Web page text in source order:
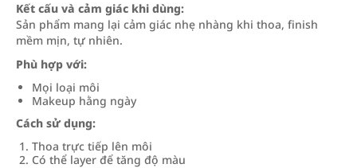
Kết cấu và cảm giác khi dùng:
Sản phẩm mang lại cảm giác nhẹ nhàng khi thoa, finish
mềm mịn, tự nhiên.
Phù hợp với:
Mọi loại môi
Makeup hằng ngày
Cách sử dụng:
Thoa trực tiếp lên môi
Có thể layer để tăng độ màu